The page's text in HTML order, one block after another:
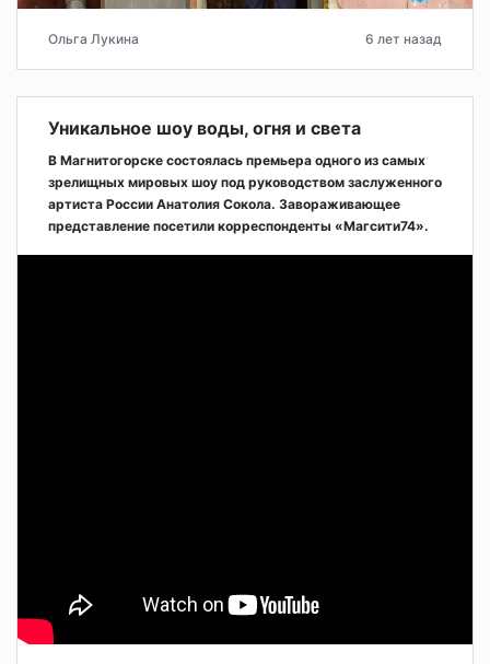
Ольга Лукина 6 лет назад
Уникальное шоу воды, огня и света
В Магнитогорске состоялась премьера одного из самых
зрелищных мировых шоу под руководством заслуженного
артиста России Анатолия Сокола. Завораживающее
представление посетили корреспонденты «Магсити74».